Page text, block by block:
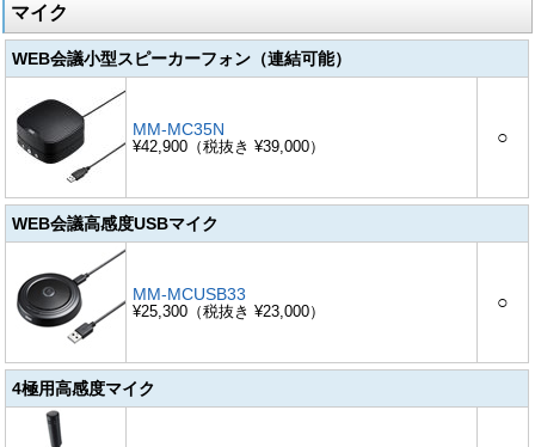
マイク
WEB会議小型スピーカーフォン（連結可能）
MM-MC35N
¥42,900（税抜き ¥39,000） ○
WEB会議高感度USBマイク
MM-MCUSB33
¥25,300（税抜き ¥23,000） ○
4極用高感度マイク